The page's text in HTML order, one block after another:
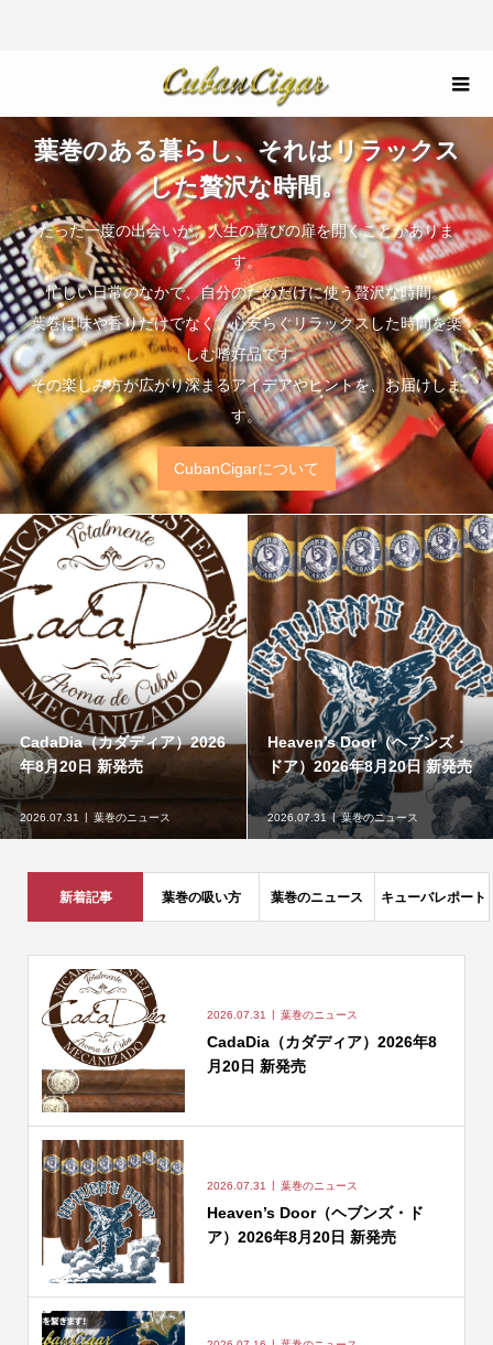
葉巻のある暮らし、それはリラックス
した贅沢な時間。
たった一度の出会いが、人生の喜びの扉を開くことがありま
す。
忙しい日常のなかで、自分のためだけに使う贅沢な時間。
葉巻は味や香りだけでなく、心安らぐリラックスした時間を楽
しむ嗜好品です。
その楽しみ方が広がり深まるアイデアやヒントを、お届けしま
す。
CubanCigarについて
CadaDia（カダディア）2026
年8月20日 新発売
2026.07.31 葉巻のニュース
Heaven’s Door（ヘブンズ・
ドア）2026年8月20日 新発売
2026.07.31 葉巻のニュース
新着記事 葉巻の吸い方 葉巻のニュース キューバレポート
2026.07.31 葉巻のニュース
CadaDia（カダディア）2026年8
月20日 新発売
2026.07.31 葉巻のニュース
Heaven’s Door（ヘブンズ・ド
ア）2026年8月20日 新発売